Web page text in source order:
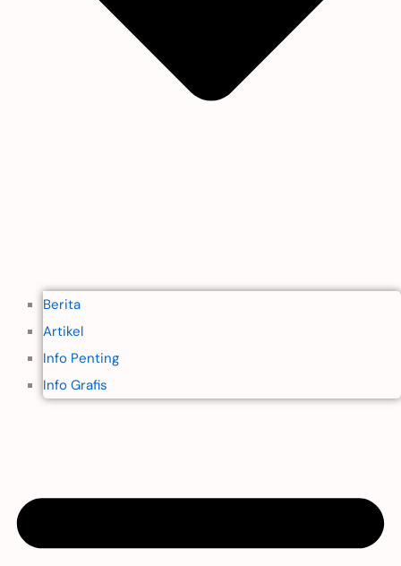
Berita
Artikel
Info Penting
Info Grafis